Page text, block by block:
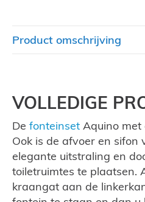
Product omschrijving
VOLLEDIGE
De fonteinset Aquino
Ook is de afvoer en sifon
elegante uitstraling en
toiletruimtes te plaatsen.
kraangat aan de